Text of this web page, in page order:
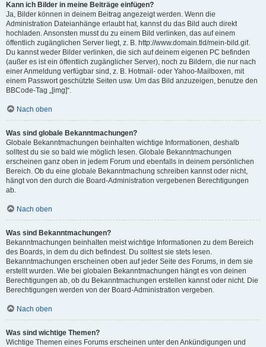
Kann ich Bilder in meine Beiträge einfügen?
Ja, Bilder können in deinem Beitrag angezeigt werden. Wenn die
Administration Dateianhänge erlaubt hat, kannst du das Bild auch direkt
hochladen. Ansonsten musst du zu einem Bild verlinken, das auf einem
öffentlich zugänglichen Server liegt, z. B. http://www.domain.tld/mein-bild.gif.
Du kannst weder Bilder verlinken, die sich auf deinem eigenen PC befinden
(außer es ist ein öffentlich zugänglicher Server), noch zu Bildern, die nur nach
einer Anmeldung verfügbar sind, z. B. Hotmail- oder Yahoo-Mailboxen, mit
einem Passwort geschützte Seiten usw. Um das Bild anzuzeigen, benutze den
BBCode-Tag „[img]“.
Nach oben
Was sind globale Bekanntmachungen?
Globale Bekanntmachungen beinhalten wichtige Informationen, deshalb
solltest du sie so bald wie möglich lesen. Globale Bekanntmachungen
erscheinen ganz oben in jedem Forum und ebenfalls in deinem persönlichen
Bereich. Ob du eine globale Bekanntmachung schreiben kannst oder nicht,
hängt von den durch die Board-Administration vergebenen Berechtigungen
ab.
Nach oben
Was sind Bekanntmachungen?
Bekanntmachungen beinhalten meist wichtige Informationen zu dem Bereich
des Boards, in dem du dich befindest. Du solltest sie stets lesen.
Bekanntmachungen erscheinen oben auf jeder Seite des Forums, in dem sie
erstellt wurden. Wie bei globalen Bekanntmachungen hängt es von deinen
Berechtigungen ab, ob du Bekanntmachungen erstellen kannst oder nicht. Die
Berechtigungen werden von der Board-Administration vergeben.
Nach oben
Was sind wichtige Themen?
Wichtige Themen eines Forums erscheinen unter den Ankündigungen und